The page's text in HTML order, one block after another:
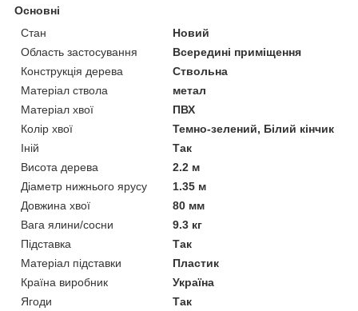
Основні
Стан
Новий
Область застосування
Всередині приміщення
Конструкція дерева
Ствольна
Матеріал ствола
метал
Матеріал хвої
ПВХ
Колір хвої
Темно-зелений, Білий кінчик
Іній
Так
Висота дерева
2.2 м
Діаметр нижнього ярусу
1.35 м
Довжина хвої
80 мм
Вага ялини/сосни
9.3 кг
Підставка
Так
Матеріал підставки
Пластик
Країна виробник
Україна
Ягоди
Так